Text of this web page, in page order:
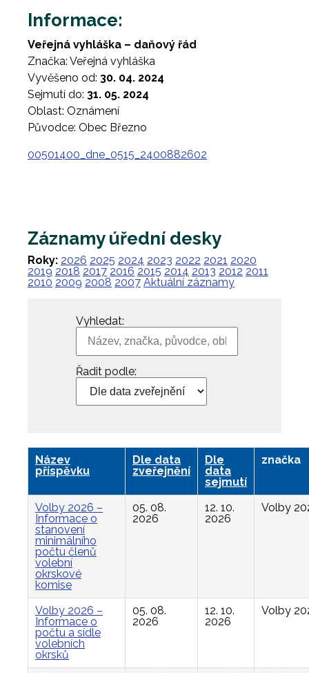
Informace:
Veřejná vyhláška – daňový řád
Značka: Veřejná vyhláška
Vyvěšeno od: 30. 04. 2024
Sejmutí do: 31. 05. 2024
Oblast: Oznámení
Původce: Obec Březno
00501400_dne_0515_2400882602
Záznamy úřední desky
Roky: 2026 2025 2024 2023 2022 2021 2020
2019 2018 2017 2016 2015 2014 2013 2012 2011
2010 2009 2008 2007 Aktuální záznamy
Vyhledat:
Řadit podle:
Název
příspěvku
Dle data
zveřejnění
Dle
data
sejmutí
značka
Volby 2026 –
Informace o
stanovení
minimálního
počtu členů
volební
okrskové
komise
05. 08.
2026
12. 10.
2026
Volby
Volby 2026 –
Informace o
počtu a sídle
volebních
okrsků
05. 08.
2026
12. 10.
2026
Volby